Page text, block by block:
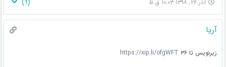
آذر ۲۶, ۱۳۹۸ ۱۰:۰۳ ق.ظ (
1
)
آریا
زیرنویس تا ۳۶ https://xip.li/ofgWFT